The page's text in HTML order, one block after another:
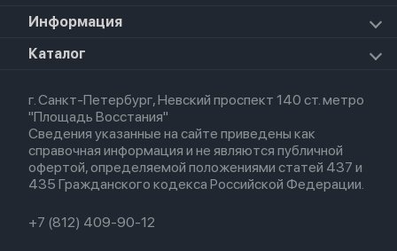
iPad Pro 11 M5 (2025)
Apple Watch Series 8
Apple Watch SE 2022
Airpods Pro
Airpods 3
Airpods (1-е)
EarPods
Apple TV
HomePod 2
Для iPhone
Для Macbook
Информация
О магазине
Политика конфиденциальности
Оплата и доставка
Партнерская программа
Гарантия
Обмен и возврат
Бонусы
Каталог
Новые поступления
Популярное
Акции
г. Санкт-Петербург, Невский проспект 140 ст. метро
"Площадь Восстания"
Сведения указанные на сайте приведены как
справочная информация и не являются публичной
офертой, определяемой положениями статей 437 и
435 Гражданского кодекса Российской Федерации.
+7 (812) 409-90-12